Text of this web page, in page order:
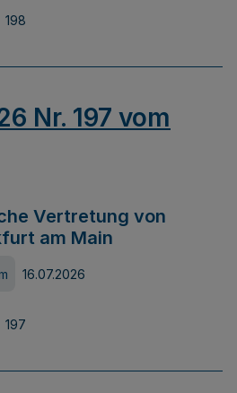
198
Nr. 197 vom
Vertretung von
am Main
16.07.2026
197